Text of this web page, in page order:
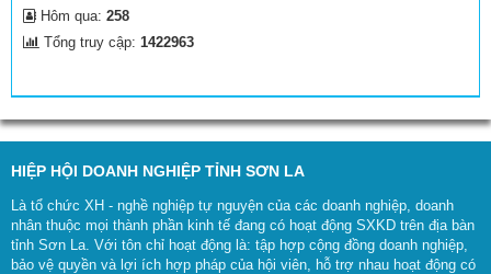
Hôm qua: 258
Tổng truy cập: 1422963
HIỆP HỘI DOANH NGHIỆP TỈNH SƠN LA
Là tổ chức XH - nghề nghiệp tự nguyện của các doanh nghiệp, doanh
nhân thuộc mọi thành phần kinh tế đang có hoạt động SXKD trên địa bàn
tỉnh Sơn La. Với tôn chỉ hoạt động là: tập hợp cộng đồng doanh nghiệp,
bảo vệ quyền và lợi ích hợp pháp của hội viên, hỗ trợ nhau hoạt động có